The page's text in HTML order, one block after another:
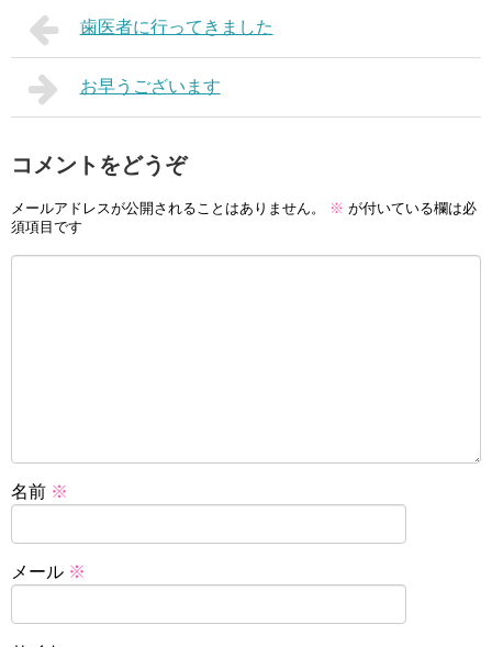
歯医者に行ってきました
お早うございます
コメントをどうぞ
メールアドレスが公開されることはありません。 ※ が付いている欄は必
須項目です
名前 ※
メール ※